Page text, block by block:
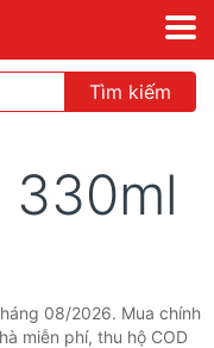
Tìm kiếm
08/2026. Mua chính
miễn phí, thu hộ COD